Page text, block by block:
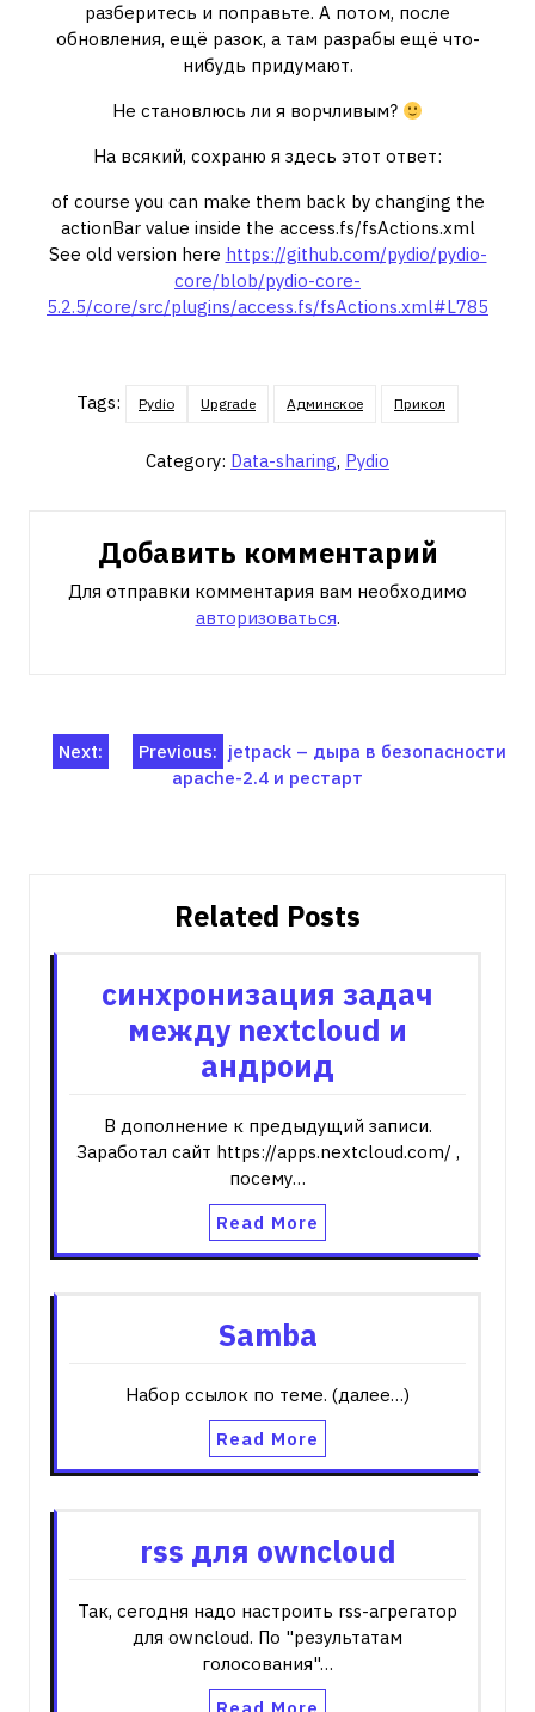
разберитесь и поправьте. А потом, после
обновления, ещё разок, а там разрабы ещё что-
нибудь придумают.
Не становлюсь ли я ворчливым?
На всякий, сохраню я здесь этот ответ:
of course you can make them back by changing the
actionBar value inside the access.fs/fsActions.xml
See old version here https://github.com/pydio/pydio-
core/blob/pydio-core-
5.2.5/core/src/plugins/access.fs/fsActions.xml#L785
Tags: Pydio Upgrade Админское Прикол
Category: Data-sharing, Pydio
Добавить комментарий
Для отправки комментария вам необходимо
авторизоваться.
Навигация
Previous: jetpack – дыра в безопасности
Next:
apache-2.4 и рестарт
Related Posts
синхронизация задач
между nextcloud и
андроид
В дополнение к предыдущий записи.
Заработал сайт https://apps.nextcloud.com/ ,
посему…
Read More
Samba
Набор ссылок по теме. (далее…)
Read More
rss для owncloud
Так, сегодня надо настроить rss-агрегатор
для owncloud. По "результатам
голосования"…
Read More